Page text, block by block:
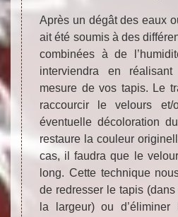
Après un dégât des eaux
ait été soumis à des
combinées à de
interviendra en
mesure de vos tapis. Le
raccourcir le velours
éventuelle décoloration
restaure la couleur
cas, il faudra que le
long. Cette technique
de redresser le tapis
la largeur) ou